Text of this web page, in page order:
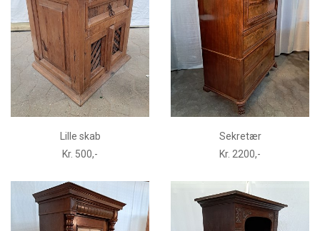
Lille skab
Kr. 500,-
Sekretær
Kr. 2200,-